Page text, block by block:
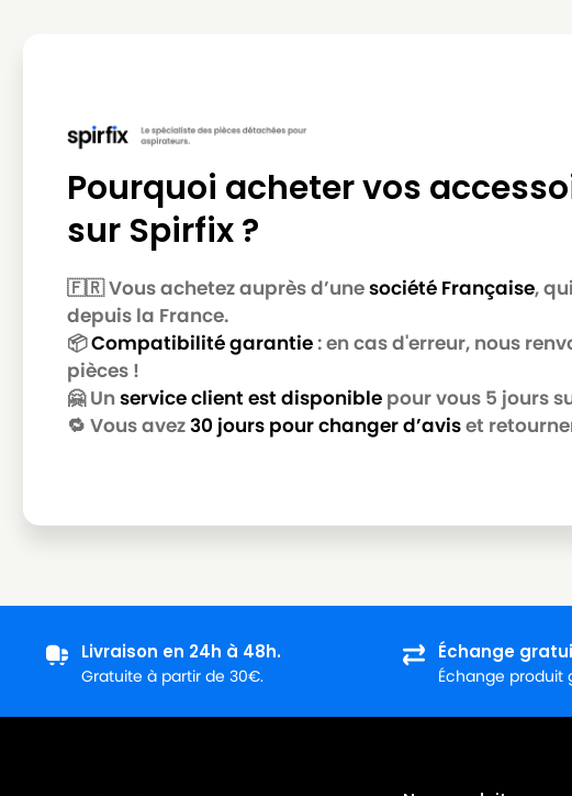
Pourquoi acheter vos
sur Spirfix ?
🇫🇷 Vous achetez auprès d’unesociété Française,
depuis la France.
📦Compatibilité garantie: en cas d'erreur, nous
pièces !
🤗 Un service client est disponible pour vous 5 jours
🔁 Vous avez30 jours pour changer d’aviset
Livraison en 24h à 48h.
Gratuite à partir de 30€.
Échange
Échange produit